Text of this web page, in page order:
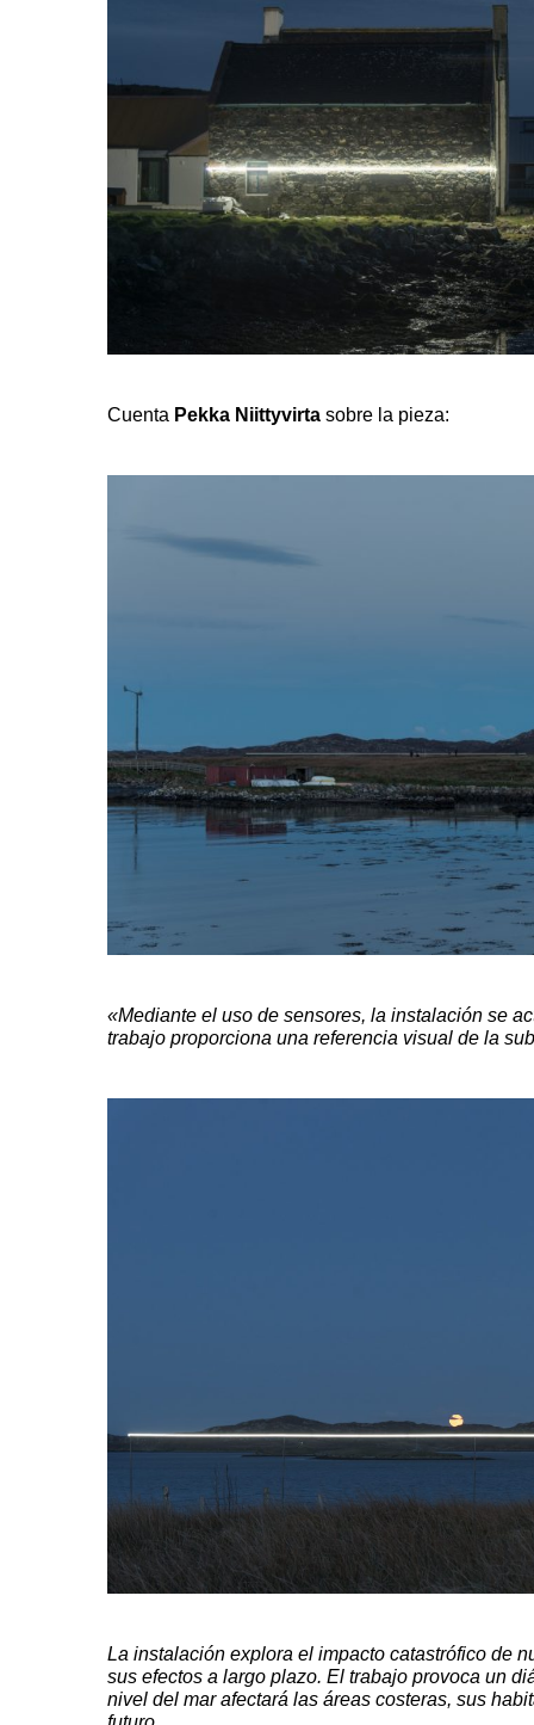
Cuenta Pekka Niittyvirta sobre la pieza:
«Mediante el uso de sensores, la instalación se
trabajo proporciona una referencia visual de la
La instalación explora el impacto catastrófico de
sus efectos a largo plazo. El trabajo provoca un
nivel del mar afectará las áreas costeras, sus